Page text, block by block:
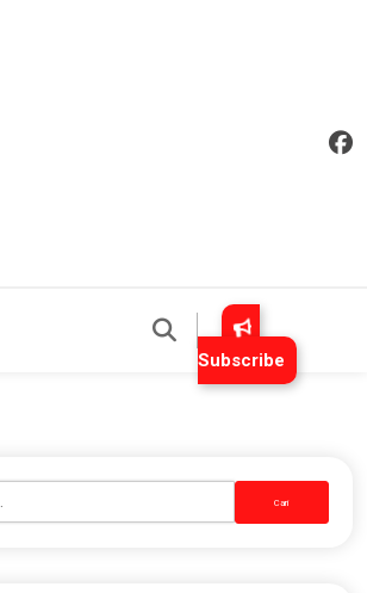
Subscribe